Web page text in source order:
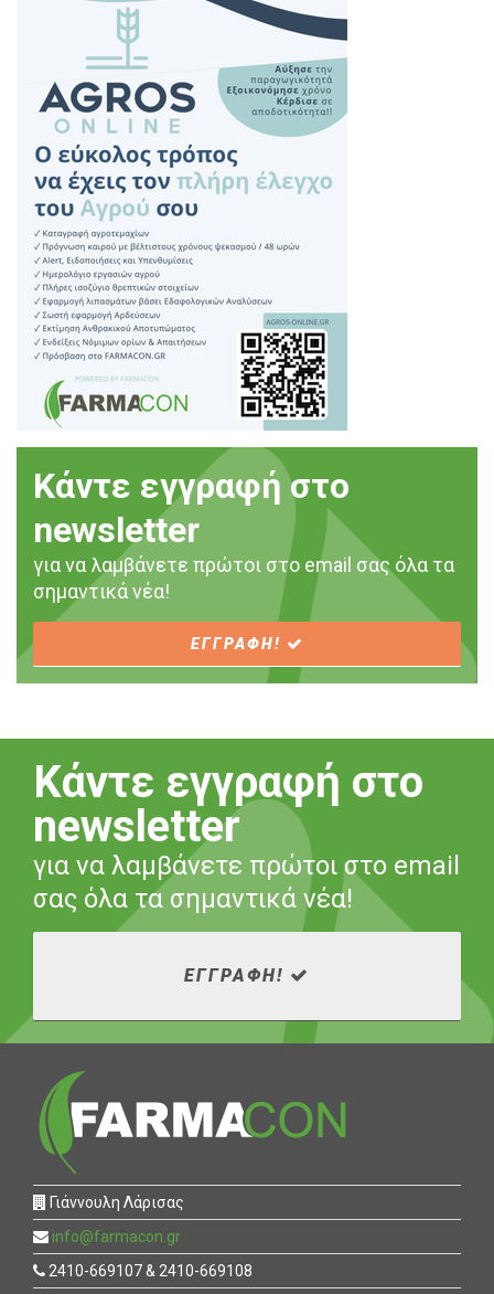
Κάντε εγγραφή στο
newsletter
για να λαμβάνετε πρώτοι στο email σας όλα τα
σημαντικά νέα!
ΕΓΓΡΑΦΗ!
Κάντε εγγραφή στο
newsletter
για να λαμβάνετε πρώτοι στο email
σας όλα τα σημαντικά νέα!
ΕΓΓΡΑΦΗ!
Γιάννουλη Λάρισας
info@farmacon.gr
2410-669107 & 2410-669108